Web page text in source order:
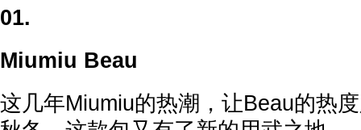
01.
Miumiu Beau
这几年Miumiu的热潮，让Beau的热